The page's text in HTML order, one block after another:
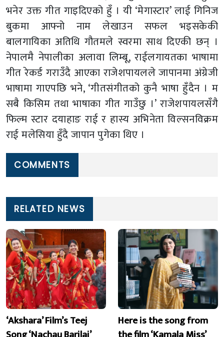
भनेर उक्त गीत गाइदिएको हुँ । यी ‘मेगास्टार’ लाई गिनिज
बुकमा आफ्नो नाम लेखाउन सफल भइसकेकी
बालगायिका अतिथि गौतमले स्वरमा साथ दिएकी छन् ।
नेपालमै नेपालीका अलावा लिम्बू, राईलगायतका भाषामा
गीत रेकर्ड गराउँदै आएका राजेशपायलले जापानमा अंग्रेजी
भाषामा गाएपछि भने, ‘गीतसंगीतको कुनै भाषा हुँदैन । म
सबै किसिम तथा भाषाका गीत गाउँछु ।’ राजेशपायलसँगै
फिल्म स्टार दयाहाङ राई र हास्य अभिनेता विल्सनविक्रम
राई मलेसिया हुँदै जापान पुगेका थिए ।
COMMENTS
RELATED NEWS
‘Akshara’ Film’s Teej
Here is the song from